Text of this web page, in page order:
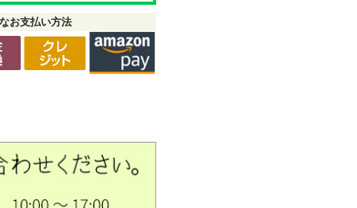
お支払い方法